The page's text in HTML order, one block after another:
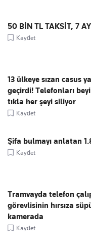
50 BİN TL TAKSİT, 7
Kaydet
13 ülkeye sızan casus
geçirdi! Telefonları
tıkla her şeyi siliyor
Kaydet
Şifa bulmayı anlatan
Kaydet
Tramvayda telefon
görevlisinin hırsıza
kamerada
Kaydet